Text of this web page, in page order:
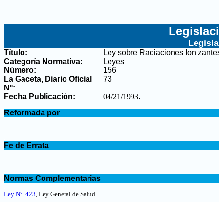
Título:
Ley sobre Radiaciones
Categoría Normativa:
Leyes
Número:
156
La Gaceta, Diario Oficial
N°:
73
Fecha Publicación: 04/21/1993.
Reformada por
Fe de Errata
Normas Complementarias
Ley N°. 423, Ley General de Salud.